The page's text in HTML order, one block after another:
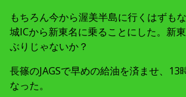
もちろん今から渥美半島に行くはずも
城ICから新東名に乗ることにした。新
ぶりじゃないか？
長篠のJAGSで早めの給油を済ませ、13
なった。